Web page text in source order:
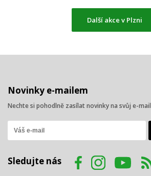
Další akce v Plzni
Novinky e-mailem
Nechte si pohodlně zasílat novinky na svůj e-mail
Sledujte nás